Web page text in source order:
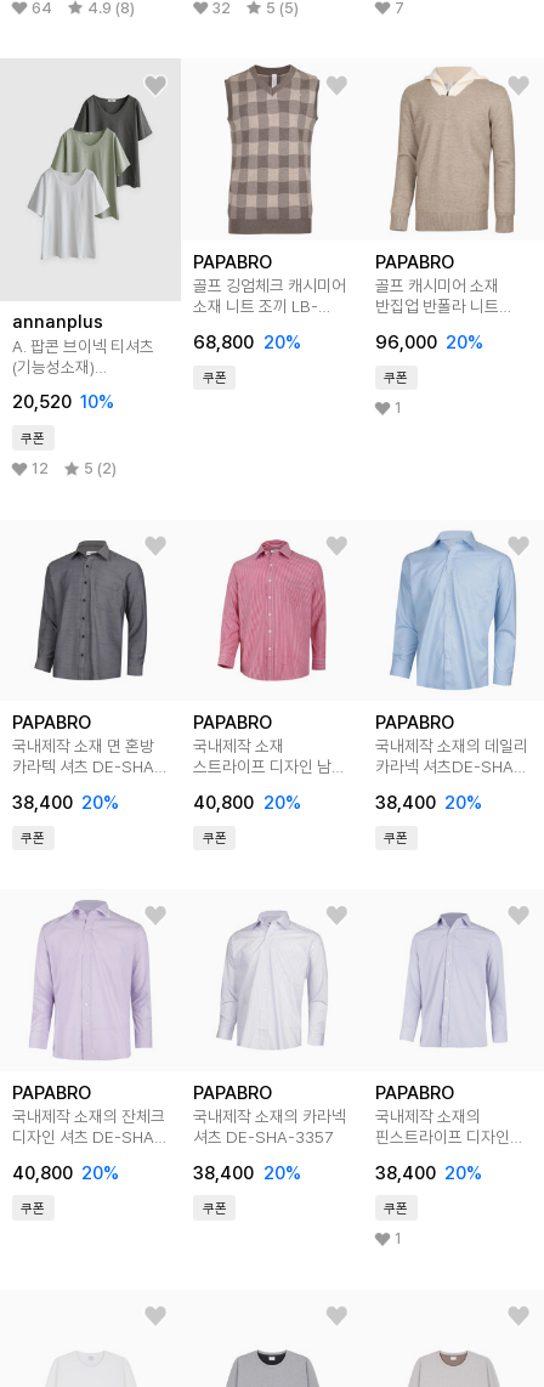
64 4.9 (8) 32 5 (5) 7
annanplus
A. 팝콘 브이넥 티셔츠
(기능성소재)
빅사이즈
20,520 10%
쿠폰
12 5 (2)
PAPABRO
골프 깅엄체크 캐시미어
소재 니트 조끼 LB-
68,800 20%
쿠폰
PAPABRO
골프 캐시미어 소재
반집업 반폴라 니트
96,000 20%
쿠폰
1
PAPABRO
국내제작 소재 면 혼방
카라텍 셔츠 DE-SHA-
38,400 20%
쿠폰
PAPABRO
국내제작 소재
스트라이프 디자인 남방
40,800 20%
쿠폰
PAPABRO
국내제작 소재의 데일리
카라넥 셔츠DE-SHA-
38,400 20%
쿠폰
PAPABRO
국내제작 소재의 잔체크
디자인 셔츠 DE-SHA-
40,800 20%
쿠폰
PAPABRO
국내제작 소재의 카라넥
셔츠 DE-SHA-3357
38,400 20%
쿠폰
PAPABRO
국내제작 소재의
핀스트라이프 디자인
06
38,400 20%
쿠폰
1